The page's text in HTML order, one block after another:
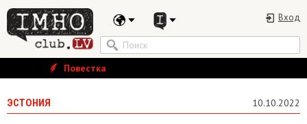
Вход
Повестка
ЭСТОНИЯ 10.10.2022